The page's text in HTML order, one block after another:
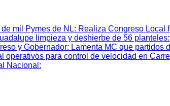
de mil Pymes de NL: Realiza Congreso Local
limpieza y deshierbe de 56 planteles:
y Gobernador: Lamenta MC que partidos
operativos para control de velocidad en
Nacional :